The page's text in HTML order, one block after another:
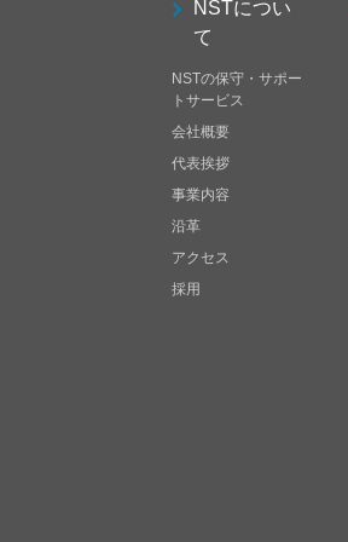
NSTについ
て
NSTの保守・サポー
トサービス
会社概要
代表挨拶
事業内容
沿革
アクセス
採用